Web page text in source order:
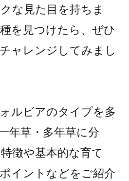
な見た目を持ちま
を見つけたら、ぜひ
ャレンジしてみまし
ルビアのタイプを多
年草・多年草に分
徴や基本的な育て
イントなどをご紹介